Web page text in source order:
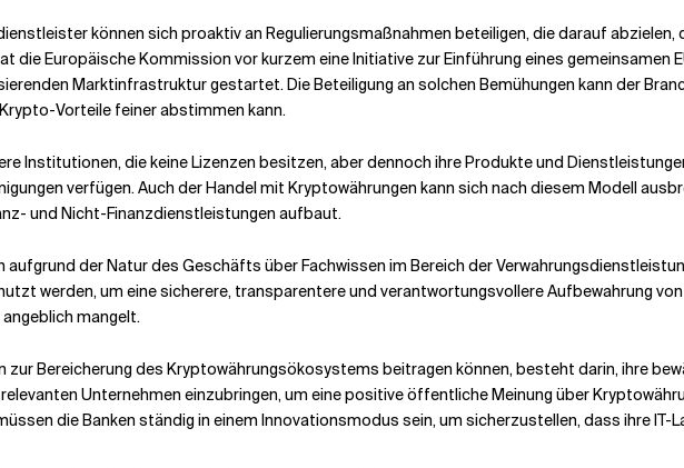
können sich proaktiv an Regulierungsmaßnahmen beteiligen, die darauf
die Europäische Kommission vor kurzem eine Initiative zur Einführung eines gemeinsamen
Marktinfrastruktur gestartet. Die Beteiligung an solchen Bemühungen kann der
Vorteile feiner abstimmen kann.
Institutionen, die keine Lizenzen besitzen, aber dennoch ihre Produkte und
verfügen. Auch der Handel mit Kryptowährungen kann sich nach diesem Modell
und Nicht-Finanzdienstleistungen aufbaut.
aufgrund der Natur des Geschäfts über Fachwissen im Bereich der
werden, um eine sicherere, transparentere und verantwortungsvollere Aufbewahrung
mangelt.
zur Bereicherung des Kryptowährungsökosystems beitragen können, besteht darin, ihre
Unternehmen einzubringen, um eine positive öffentliche Meinung über
die Banken ständig in einem Innovationsmodus sein, um sicherzustellen, dass ihre